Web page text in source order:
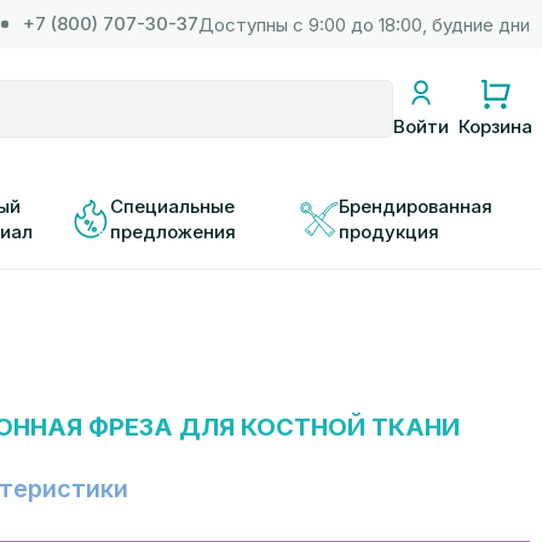
+7 (800) 707-30-37Доступны с 9:00 до 18:00, будние дни
Войти Корзина
Специальные
предложения
Брендированная
продукция
ФРЕЗА ДЛЯ КОСТНОЙ ТКАНИ